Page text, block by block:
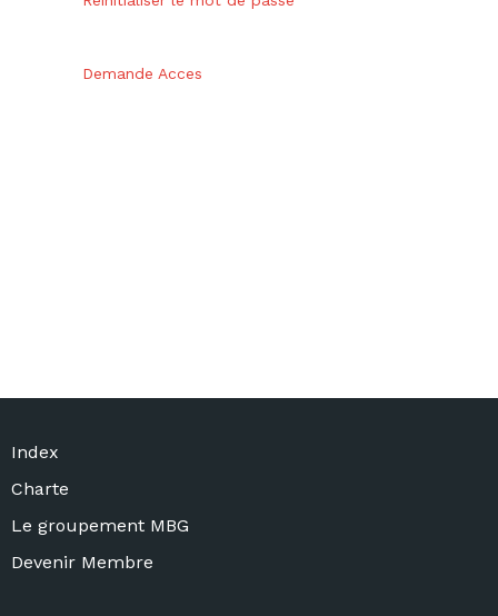
Demande Acces
Index
Charte
Le groupement MBG
Devenir Membre